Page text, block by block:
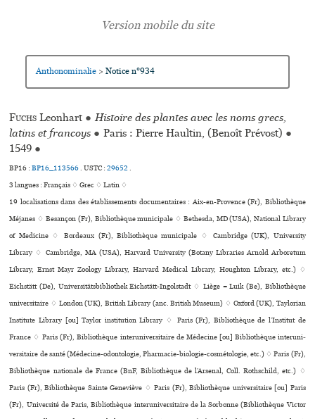
Anthonominalie > Notice n°934
Fuchs Leonhart ● Histoire des plantes avec les noms grecs,
latins et francoys ● Paris : Pierre Haultin, (Benoît Prévost) ●
1549 ●
BP16 :BP16_113566.USTC :29652.
3 langues :Français ♢Grec ♢Latin ♢
19 localisations dans des établissements documentaires : Aix-en-Provence (Fr), Bibliothèque
Méjanes ♢ Besançon (Fr), Bibliothèque muni­ci­pale ♢ Bethesda, MD (USA), National Library
of Medicine ♢ Bordeaux (Fr), Bibliothèque muni­ci­pale ♢ Cambridge (UK), University
Library ♢ Cambridge, MA (USA), Harvard University (Botany Libraries Arnold Arboretum
Library, Ernst Mayr Zoology Library, Harvard Medical Library, Houghton Library, etc.) ♢
Eichstätt (De), Universitätsbibliothek Eichstätt-Ingolstadt ♢ Liège = Luik (Be), Bibliothèque
uni­ver­si­taire ♢ London (UK), British Library (anc. British Museum) ♢ Oxford (UK), Taylorian
Institute Library [ou] Taylor institution Library ♢ Paris (Fr), Bibliothèque de l’Institut de
France ♢ Paris (Fr), Bibliothèque inte­ru­ni­ver­si­taire de Médecine [ou] Bibliothèque inte­ru­ni­
ver­si­taire de santé (Médecine-odon­to­lo­gie, Pharmacie-bio­lo­gie-cos­mé­to­lo­gie, etc.) ♢ Paris (Fr),
Bibliothèque nationale de France (BnF, Bibliothèque de l’Arsenal, Coll. Rothschild, etc.) ♢
Paris (Fr), Bibliothèque Sainte Geneviève ♢ Paris (Fr), Bibliothèque uni­ver­si­taire [ou] Paris
(Fr), Université de Paris, Bibliothèque inte­ru­ni­ver­si­taire de la Sorbonne (Bibliothèque Victor